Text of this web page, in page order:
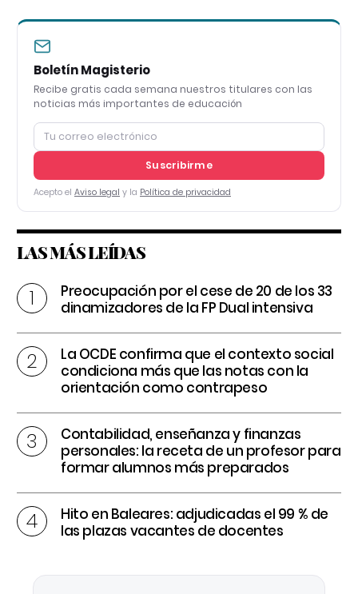
Boletín Magisterio
Recibe gratis cada semana nuestros titulares con las
noticias más importantes de educación
Suscribirme
Acepto el Aviso legal y la Política de privacidad
LAS MÁS LEÍDAS
Preocupación por el cese de 20 de los 33
dinamizadores de la FP Dual intensiva
La OCDE confirma que el contexto social
condiciona más que las notas con la
orientación como contrapeso
Contabilidad, enseñanza y finanzas
personales: la receta de un profesor para
formar alumnos más preparados
Hito en Baleares: adjudicadas el 99 % de
las plazas vacantes de docentes